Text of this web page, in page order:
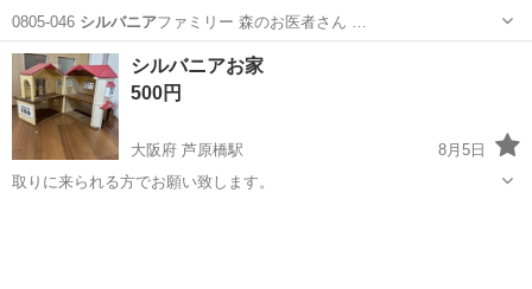
0805-046 シルバニア
北海道 札幌市 シルバニアファミリー
シルバニアお家
500円
大阪府 芦原橋駅
8月5日
取りに来られる方でお願い致します。